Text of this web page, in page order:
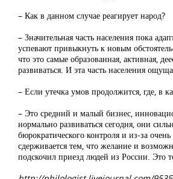
– Как в данном случае реагирует народ?
– Значительная часть населения пока
успевают привыкнуть к новым
что это самые образованная, активная,
развиваться. И эта часть населения
– Если утечка умов продолжится, где, в
– Это средний и малый бизнес,
нормально развиваться сегодня, они
бюрократического контроля и из-за
сдерживается тем, что желание и
подскочил приезд людей из России. Это